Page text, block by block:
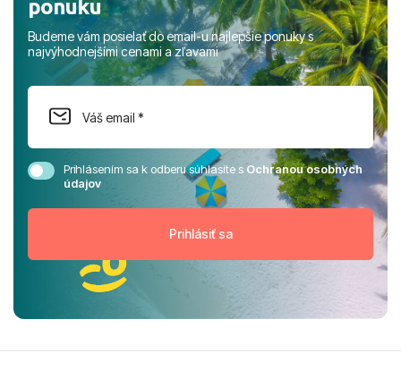
ponuku
Budeme vám posielať do email-u najlepšie ponuky s
najvýhodnejšími cenami a zľavami
Prihlásením sa k odberu súhlasíte sOchranou osobných
údajov